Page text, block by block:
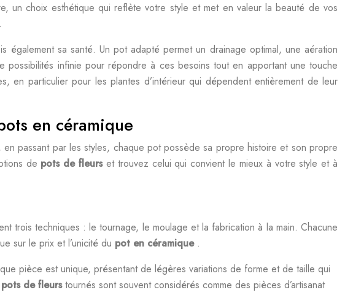
un choix esthétique qui reflète votre style et met en valeur la beauté de vos
sa santé. Un pot adapté permet un drainage optimal, une aération
infinie pour répondre à ces besoins tout en apportant une touche
en particulier pour les plantes d’intérieur qui dépendent entièrement de leur
en céramique
passant par les styles, chaque pot possède sa propre histoire et son propre
de pots de fleurs et trouvez celui qui convient le mieux à votre style et à
trois techniques : le tournage, le moulage et la fabrication à la main. Chacune
sur le prix et l’unicité du pot en céramique .
pièce est unique, présentant de légères variations de forme et de taille qui
pots de fleurstournés sont souvent considérés comme des pièces d’artisanat